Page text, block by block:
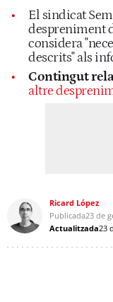
El sindicat
despreniment
considera
descrits" als
Contingut
altre
Ricard López
Publicada23 de
Actualitzada23